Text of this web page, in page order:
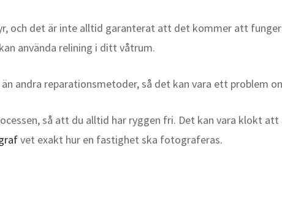
och det är inte alltid garanterat att det kommer att
använda relining i ditt våtrum.
andra reparationsmetoder, så det kan vara ett problem
så att du alltid har ryggen fri. Det kan vara klokt
vet exakt hur en fastighet ska fotograferas.